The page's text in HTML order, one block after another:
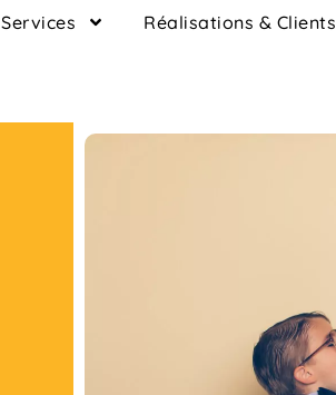
Services Réalisations & Clients